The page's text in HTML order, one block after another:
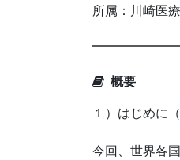
所属：川崎医
概要
１）はじめに
今回、世界各